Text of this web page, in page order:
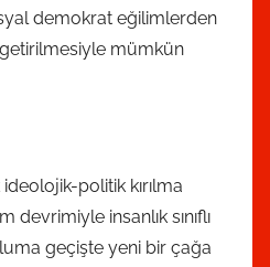
demokrat eğilimlerden
mümkün
politik kırılma
devrimiyle insanlık sınıflı
geçişte yeni bir çağa